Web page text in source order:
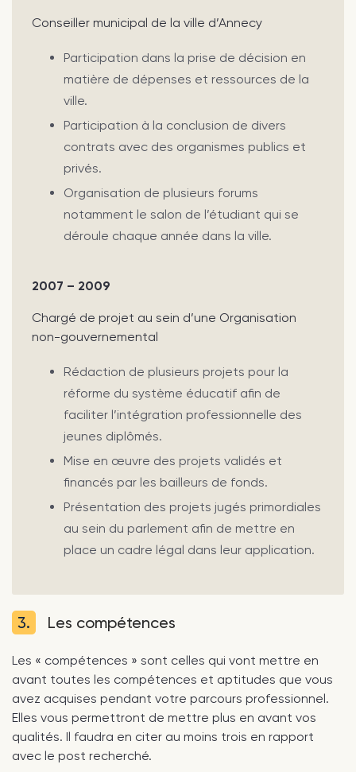
Conseiller municipal de la ville d’Annecy
Participation dans la prise de décision en
matière de dépenses et ressources de la
ville.
Participation à la conclusion de divers
contrats avec des organismes publics et
privés.
Organisation de plusieurs forums
notamment le salon de l’étudiant qui se
déroule chaque année dans la ville.
2007 – 2009
Chargé de projet au sein d’une Organisation
non-gouvernemental
Rédaction de plusieurs projets pour la
réforme du système éducatif afin de
faciliter l’intégration professionnelle des
jeunes diplômés.
Mise en œuvre des projets validés et
financés par les bailleurs de fonds.
Présentation des projets jugés primordiales
au sein du parlement afin de mettre en
place un cadre légal dans leur application.
3. Les compétences
Les « compétences » sont celles qui vont mettre en
avant toutes les compétences et aptitudes que vous
avez acquises pendant votre parcours professionnel.
Elles vous permettront de mettre plus en avant vos
qualités. Il faudra en citer au moins trois en rapport
avec le post recherché.